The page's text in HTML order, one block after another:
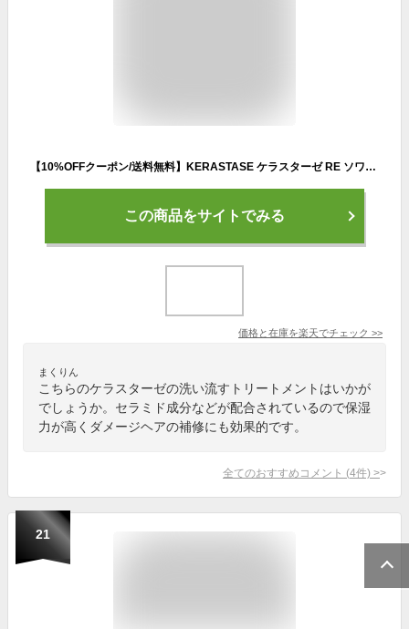
【10%OFFクーポン/送料無料】KERASTASE ケラスターゼ RE ソワン ド フォルス 200g 【正規販売店】 ダメージ毛 ヘアトリートメント カラー パーマ 高品質 プレゼント おすすめ 美容室 サロン専売 レジスタンス トリートメント ケア ダメージケア 緑 みどり
この商品をサイトでみる
価格と在庫を楽天でチェック >>
まくりん
こちらのケラスターゼの洗い流すトリートメントはいかが
でしょうか。セラミド成分などが配合されているので保湿
力が高くダメージヘアの補修にも効果的です。
全てのおすすめコメント (4件) >
21